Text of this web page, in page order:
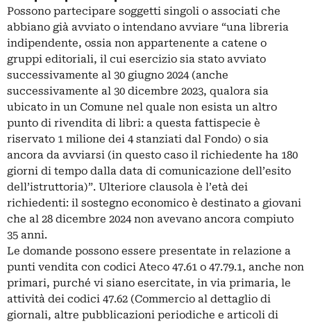
Possono partecipare soggetti singoli o associati che
abbiano già avviato o intendano avviare “una libreria
indipendente, ossia non appartenente a catene o
gruppi editoriali, il cui esercizio sia stato avviato
successivamente al 30 giugno 2024 (anche
successivamente al 30 dicembre 2023, qualora sia
ubicato in un Comune nel quale non esista un altro
punto di rivendita di libri: a questa fattispecie è
riservato 1 milione dei 4 stanziati dal Fondo) o sia
ancora da avviarsi (in questo caso il richiedente ha 180
giorni di tempo dalla data di comunicazione dell’esito
dell’istruttoria)”. Ulteriore clausola è l’età dei
richiedenti: il sostegno economico è destinato a giovani
che al 28 dicembre 2024 non avevano ancora compiuto
35 anni.
Le domande possono essere presentate in relazione a
punti vendita con codici Ateco 47.61 o 47.79.1, anche non
primari, purché vi siano esercitate, in via primaria, le
attività dei codici 47.62 (Commercio al dettaglio di
giornali, altre pubblicazioni periodiche e articoli di